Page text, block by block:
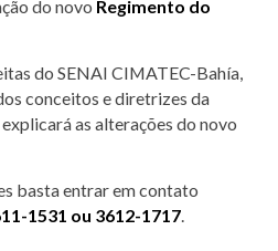
do novo Regimento do
do SENAI CIMATEC-Bahía,
conceitos e diretrizes da
as alterações do novo
basta entrar em contato
1531 ou 3612-1717.